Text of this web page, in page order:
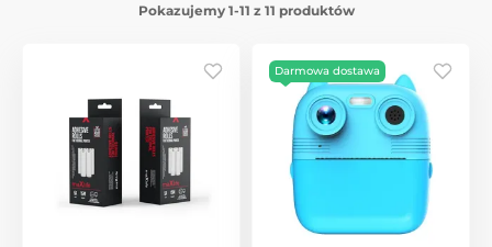
Pokazujemy 1-11 z 11 produktów
Darmowa dostawa